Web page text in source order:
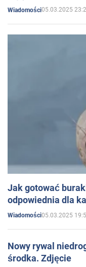
Wiadomości05.03.2025
Jak gotować
odpowiednia dla
Wiadomości05.03.2025
Nowy rywal
środka. Zdjęcie